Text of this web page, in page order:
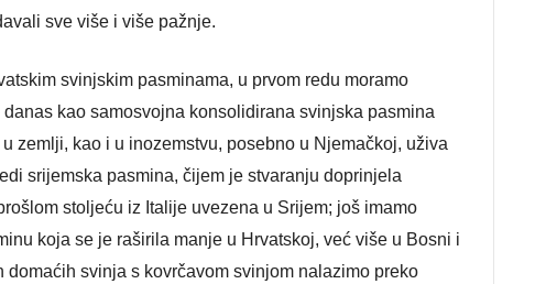
sve više i više pažnje.
svinjskim pasminama, u prvom redu moramo
kao samosvojna konsolidirana svinjska pasmina
zemlji, kao i u inozemstvu, posebno u Njemačkoj, uživa
srijemska pasmina, čijem je stvaranju doprinjela
stoljeću iz Italije uvezena u Srijem; još imamo
koja se je raširila manje u Hrvatskoj, već više u Bosni i
domaćih svinja s kovrčavom svinjom nalazimo preko